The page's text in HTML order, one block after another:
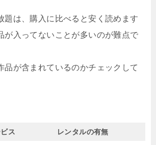
題は、購入に比べると安く読めます
が入ってないことが多いのが難点で
品が含まれているのかチェックして
ス レンタルの有無